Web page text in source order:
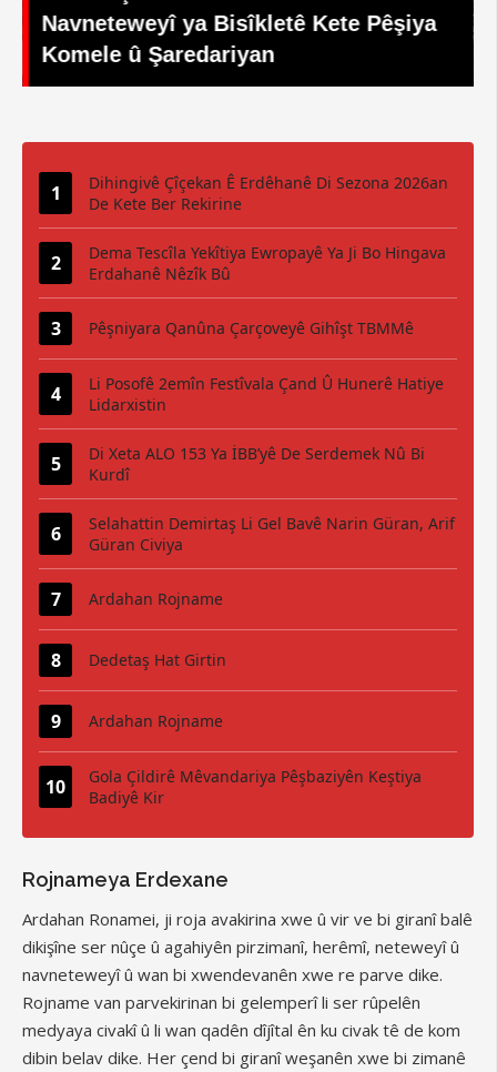
Bisîkletê ya Navneteweyî: Hezar
Sporvanan Pedal Zivirandin
Dihingivê Çîçekan Ê Erdêhanê Di Sezona 2026an
De Kete Ber Rekirine
Dema Tescîla Yekîtiya Ewropayê Ya Ji Bo Hingava
Erdahanê Nêzîk Bû
Pêşniyara Qanûna Çarçoveyê Gihîşt TBMMê
Li Posofê 2emîn Festîvala Çand Û Hunerê Hatiye
Lidarxistin
Di Xeta ALO 153 Ya İBB’yê De Serdemek Nû Bi
Kurdî
Selahattin Demirtaş Li Gel Bavê Narin Güran, Arif
Güran Civiya
Ardahan Rojname
Dedetaş Hat Girtin
Ardahan Rojname
Gola Çildirê Mêvandariya Pêşbaziyên Keştiya
Badiyê Kir
Rojnameya Erdexane
Ardahan Ronamei, ji roja avakirina xwe û vir ve bi giranî balê
dikişîne ser nûçe û agahiyên pirzimanî, herêmî, neteweyî û
navneteweyî û wan bi xwendevanên xwe re parve dike.
Rojname van parvekirinan bi gelemperî li ser rûpelên
medyaya civakî û li wan qadên dîjîtal ên ku civak tê de kom
dibin belav dike. Her çend bi giranî weşanên xwe bi zimanê